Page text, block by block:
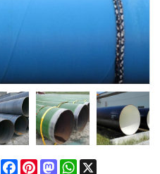
ShareFacebook
PinterestMastodonWhatsApp